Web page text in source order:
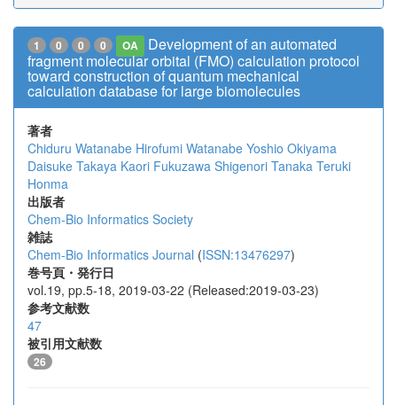
1 0 0 0 OA
Development of an automated
fragment molecular orbital (FMO) calculation protocol
toward construction of quantum mechanical
calculation database for large biomolecules
著者
Chiduru Watanabe Hirofumi Watanabe Yoshio Okiyama
Daisuke Takaya Kaori Fukuzawa Shigenori Tanaka Teruki
Honma
出版者
Chem-Bio Informatics Society
雑誌
Chem-Bio Informatics Journal (ISSN:13476297)
巻号頁・発行日
vol.19, pp.5-18, 2019-03-22 (Released:2019-03-23)
参考文献数
47
被引用文献数
26